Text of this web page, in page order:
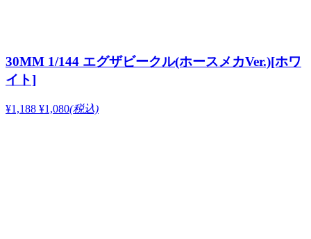
30MM 1/144 エグザビークル(ホースメカVer.)[ホワ
イト]
¥1,188 ¥1,080(税込)